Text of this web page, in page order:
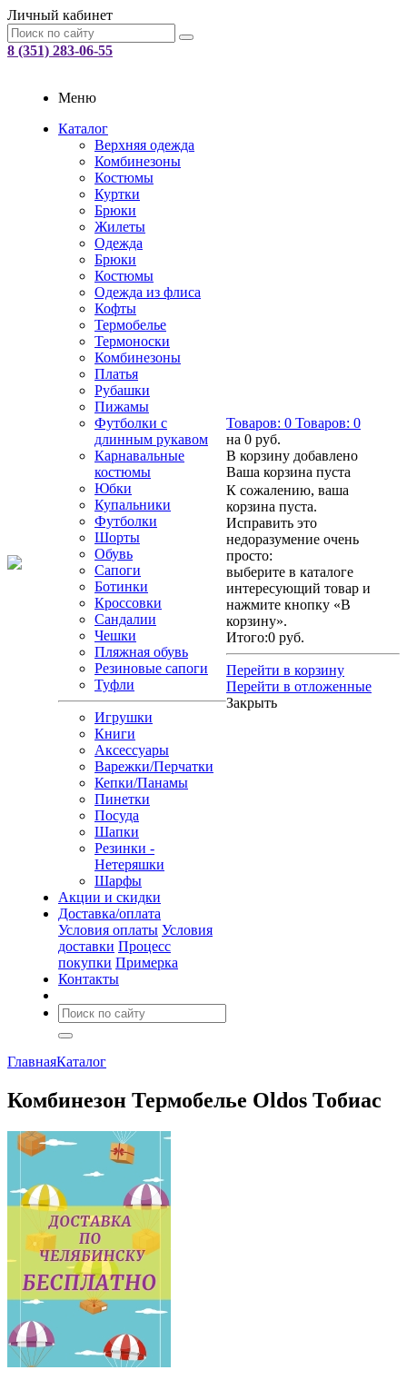
Личный кабинет
8 (351) 283-06-55
Меню
Каталог
Верхняя одежда
Комбинезоны
Костюмы
Куртки
Брюки
Жилеты
Одежда
Брюки
Костюмы
Одежда из флиса
Кофты
Термобелье
Термоноски
Комбинезоны
Платья
Рубашки
Пижамы
Футболки с
длинным рукавом
Карнавальные
костюмы
Юбки
Купальники
Футболки
Шорты
Обувь
Сапоги
Ботинки
Кроссовки
Сандалии
Чешки
Пляжная обувь
Резиновые сапоги
Туфли
Игрушки
Книги
Аксессуары
Варежки/Перчатки
Кепки/Панамы
Пинетки
Посуда
Шапки
Резинки -
Нетеряшки
Шарфы
Акции и скидки
Доставка/оплата
Условия оплаты Условия
доставки Процесс
покупки Примерка
Контакты
Товаров: 0 Товаров: 0
на 0 руб.
В корзину добавлено
Ваша корзина пуста
К сожалению, ваша
корзина пуста.
Исправить это
недоразумение очень
просто:
выберите в каталоге
интересующий товар и
нажмите кнопку «В
корзину».
Итого:0 руб.
Перейти в корзину
Перейти в отложенные
Закрыть
ГлавнаяКаталог
Комбинезон Термобелье Oldos Тобиас